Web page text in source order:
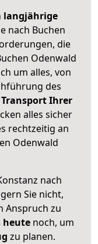
langjährige
nach Buchen
die
Odenwald
um alles, von
des
Ihrer
alles sicher
rechtzeitig an
Odenwald
nach
Sie nicht,
Anspruch zu
heutenoch, um
zu planen.